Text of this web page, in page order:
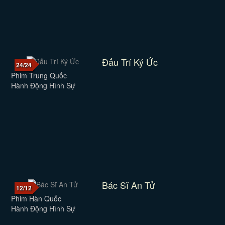
24/24 Đấu Trí Ký Ức
Phim Trung Quốc
Hành Động Hình Sự
12/12 Bác Sĩ An Tử
Phim Hàn Quốc
Hành Động Hình Sự